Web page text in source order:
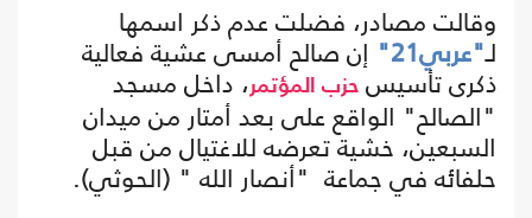
وقالت مصادر، فضلت عدم ذكر اسمها
لـ"عربي21" إن صالح أمسى عشية فعالية
ذكرى تأسيس حزب المؤتمر ، داخل مسجد
"الصالح" الواقع على بعد أمتار من ميدان
السبعين، خشية تعرضه للاغتيال من قبل
حلفائه في جماعة "أنصار الله " (الحوثي).